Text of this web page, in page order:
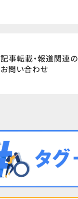
記事転載・報道関連の
お問い合わせ